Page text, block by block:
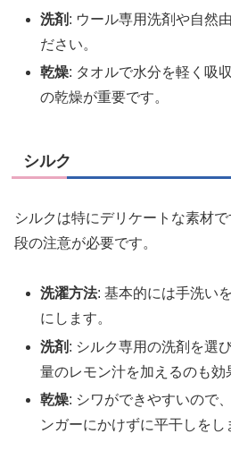
洗剤 : ウール専用洗剤や自然
ださい。
乾燥: タオルで水分を軽く吸
の乾燥が重要です。
シルク
シルクは特にデリケートな素材
段の注意が必要です。
洗濯方法: 基本的には手洗い
にします。
洗剤 : シルク専用の洗剤を選
量のレモン汁を加えるのも効
乾燥: シワができやすいので
ンガーにかけずに平干しをし